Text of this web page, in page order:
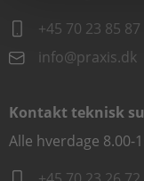
+45 70 23 85 87
info@praxis.dk
Kontakt teknisk
Alle hverdage 8.00-